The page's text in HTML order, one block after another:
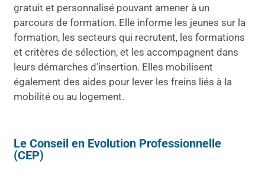
gratuit et personnalisé pouvant amener à un
parcours de formation. Elle informe les jeunes sur la
formation, les secteurs qui recrutent, les formations
et critères de sélection, et les accompagnent dans
leurs démarches d’insertion. Elles mobilisent
également des aides pour lever les freins liés à la
mobilité ou au logement.
Le Conseil en Evolution Professionnelle
(CEP)